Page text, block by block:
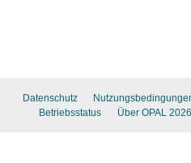
Datenschutz
Betriebsstatus
Über OPAL